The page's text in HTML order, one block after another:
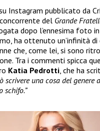
Instagram pubblicato da
del Grande
dopo l’ennesima foto
ha ottenuto un’infinità
che, come lei, si sono
Tra i commenti spicca
Katia Pedrotti, che ha
scrivere una cosa del genere
schifo.”